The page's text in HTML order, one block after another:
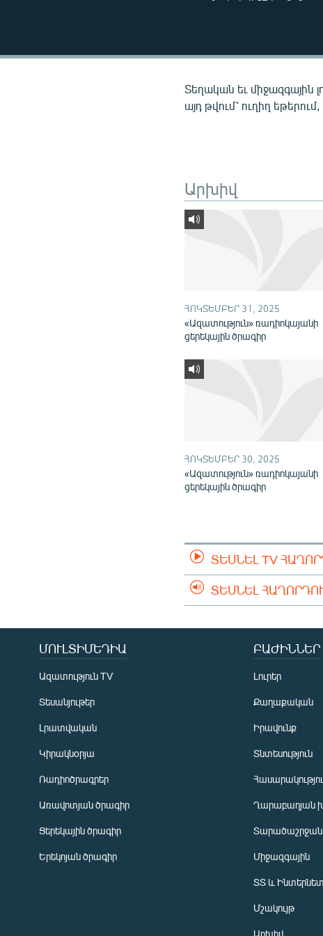
ՍՊՈՐՏ
Տեղական եւ միջազգային
այդ թվում՝ ուղիղ
Արխիվ
ՀՈԿՏԵՄԲԵՐ 31, 2025
«Ազատություն» ռադիոկայանի
ցերեկային ծրագիր
ՀՈԿՏԵՄԲԵՐ 30, 2025
«Ազատություն» ռադիոկայանի
ցերեկային ծրագիր
ՏԵՍՆԵԼ TV
ՏԵՍՆԵԼ
ՄՈՒԼՏԻՄԵԴԻԱ
Ազատություն TV
Տեսանյութեր
Լրատվական
Կիրակնօրյա
Ռադիոծրագրեր
Առավոտյան ծրագիր
Ցերեկային ծրագիր
Երեկոյան ծրագիր
ԲԱԺԻՆՆԵՐ
Լուրեր
Քաղաքական
Իրավունք
Տնտեսություն
Ղարաբաղյան
Տարածաշրջան
Միջազգային
ՏՏ և Ինտերնետ
Մշակույթ
Արխիվ